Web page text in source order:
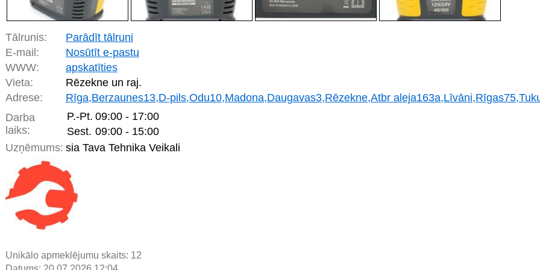
Tālrunis:
Parādīt tālruni
E-mail:
Nosūtīt e-pastu
WWW:
apskatīties
Vieta:
Rēzekne un raj.
Adrese:
Rīga,Berzaunes13,D-pils,Odu10,Madona,Daugavas3,Rēzekne,Atbr
Darba
laiks:
P.-Pt. 09:00 - 17:00
Sest. 09:00 - 15:00
Uzņēmums: sia Tava Tehnika Veikali
Unikālo apmeklējumu skaits: 12